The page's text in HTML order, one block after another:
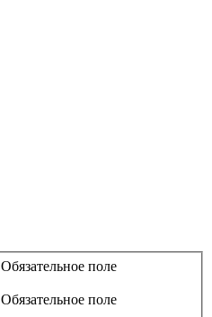
Обязательное поле
Обязательное поле